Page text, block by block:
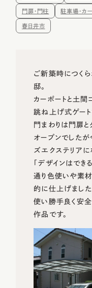
主な対応エリア
予約不要!
プライバ
©2025
門扉・門柱 駐車場・カ
春日井市
ご新築時につく
邸。
カーポートと土間
跳ね上げ式ゲート
門まわりは門扉と
オープンでしたが
ズエクステリアに
「デザインはでき
通り色使いや素
的に仕上げました
使い勝手良く安
作品です。